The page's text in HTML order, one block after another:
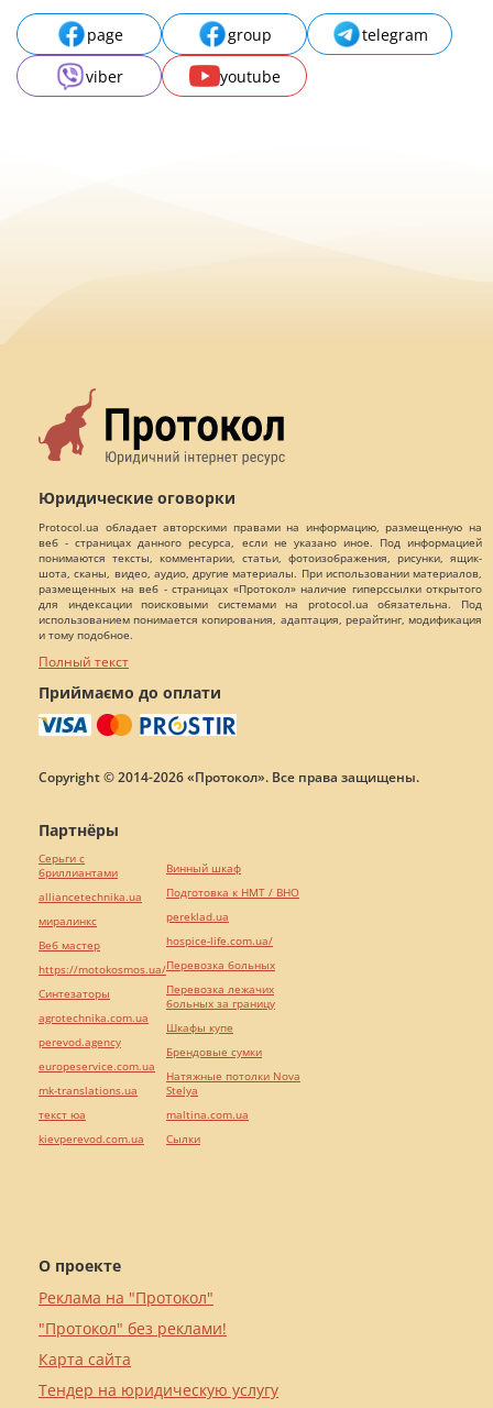
page group
telegram
viber
youtube
Юридические оговорки
Protocol.ua обладает авторскими правами на информацию, размещенную на
веб - страницах данного ресурса, если не указано иное. Под информацией
понимаются тексты, комментарии, статьи, фотоизображения, рисунки, ящик-
шота, сканы, видео, аудио, другие материалы. При использовании материалов,
размещенных на веб - страницах «Протокол» наличие гиперссылки открытого
для индексации поисковыми системами на protocol.ua обязательна. Под
использованием понимается копирования, адаптация, рерайтинг, модификация
и тому подобное.
Полный текст
Приймаємо до оплати
Copyright © 2014-2026 «Протокол». Все права защищены.
О проекте
Реклама на "Протокол"
"Протокол" без реклами!
Карта сайта
Тендер на юридическую услугу
Партнёры
Серьги с
бриллиантами
alliancetechnika.ua
миралинкс
Веб мастер
https://motokosmos.ua/
Синтезаторы
agrotechnika.com.ua
perevod.agency
europeservice.com.ua
mk-translations.ua
текст юа
kievperevod.com.ua
Винный шкаф
Подготовка к НМТ / ВНО
pereklad.ua
hospice-life.com.ua/
Перевозка больных
Перевозка лежачих
больных за границу
Шкафы купе
Брендовые сумки
Натяжные потолки Nova
Stelya
maltina.com.ua
Cылки